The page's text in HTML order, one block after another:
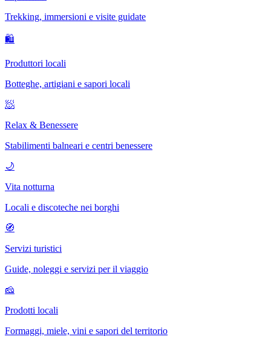
Trekking, immersioni e visite guidate
🛍
Produttori locali
Botteghe, artigiani e sapori locali
🧖
Relax & Benessere
Stabilimenti balneari e centri benessere
🌙
Vita notturna
Locali e discoteche nei borghi
🧭
Servizi turistici
Guide, noleggi e servizi per il viaggio
🧀
Prodotti locali
Formaggi, miele, vini e sapori del territorio